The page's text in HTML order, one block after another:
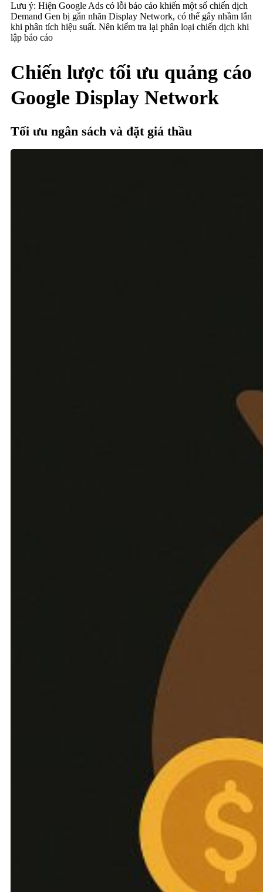
Lưu ý: Hiện Google Ads có lỗi báo cáo khiến một số chiến dịch
Demand Gen bị gắn nhãn Display Network, có thể gây nhầm lẫn
khi phân tích hiệu suất. Nên kiểm tra lại phân loại chiến dịch khi
lập báo cáo
Chiến lược tối ưu quảng cáo
Google Display Network
Tối ưu ngân sách và đặt giá thầu